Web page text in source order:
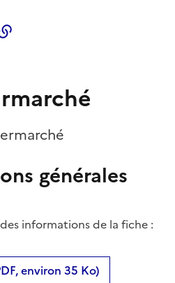
Twitter)
générales
informations de la fiche :
environ 35 Ko)